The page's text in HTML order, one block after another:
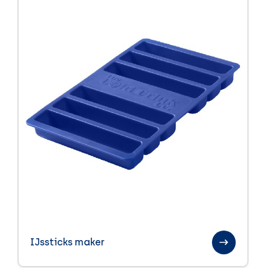
IJssticks maker